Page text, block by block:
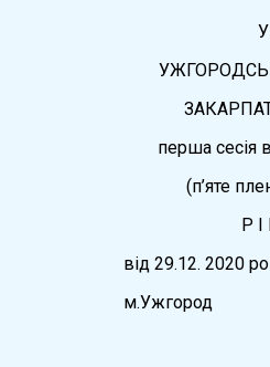
перша сесія
(п’яте
Р
вiд 29.12. 2020
м.Ужгород